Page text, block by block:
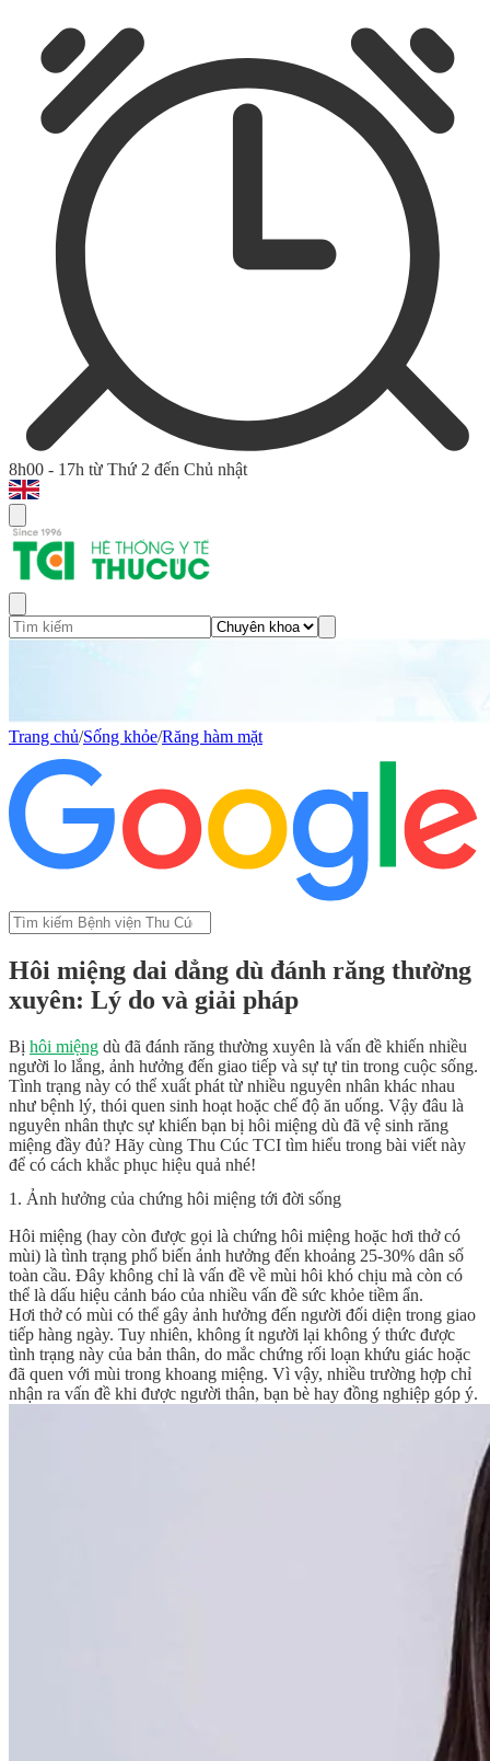
8h00 - 17h từ Thứ 2 đến Chủ nhật
Trang chủ/Sống khỏe/Răng hàm mặt
Hôi miệng dai dẳng dù đánh răng thường
xuyên: Lý do và giải pháp
Bị hôi miệng dù đã đánh răng thường xuyên là vấn đề khiến nhiều
người lo lắng, ảnh hưởng đến giao tiếp và sự tự tin trong cuộc sống.
Tình trạng này có thể xuất phát từ nhiều nguyên nhân khác nhau
như bệnh lý, thói quen sinh hoạt hoặc chế độ ăn uống. Vậy đâu là
nguyên nhân thực sự khiến bạn bị hôi miệng dù đã vệ sinh răng
miệng đầy đủ? Hãy cùng Thu Cúc TCI tìm hiểu trong bài viết này
để có cách khắc phục hiệu quả nhé!
1. Ảnh hưởng của chứng hôi miệng tới đời sống
Hôi miệng (hay còn được gọi là chứng hôi miệng hoặc hơi thở có
mùi) là tình trạng phổ biến ảnh hưởng đến khoảng 25-30% dân số
toàn cầu. Đây không chỉ là vấn đề về mùi hôi khó chịu mà còn có
thể là dấu hiệu cảnh báo của nhiều vấn đề sức khỏe tiềm ẩn.
Hơi thở có mùi có thể gây ảnh hưởng đến người đối diện trong giao
tiếp hàng ngày. Tuy nhiên, không ít người lại không ý thức được
tình trạng này của bản thân, do mắc chứng rối loạn khứu giác hoặc
đã quen với mùi trong khoang miệng. Vì vậy, nhiều trường hợp chỉ
nhận ra vấn đề khi được người thân, bạn bè hay đồng nghiệp góp ý.